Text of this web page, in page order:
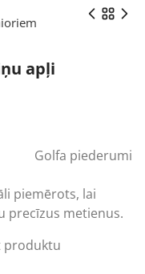
apļi
Golfa piederumi
piemērots, lai
precīzus metienus.
produktu